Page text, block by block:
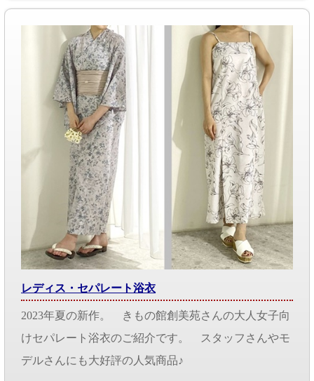
レディス・セパレート浴衣
2023年夏の新作。 きもの館創美苑さんの大人女子向
けセパレート浴衣のご紹介です。 スタッフさんやモ
デルさんにも大好評の人気商品♪